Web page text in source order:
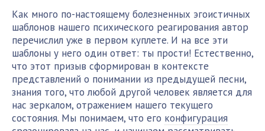
Как много по-настоящему болезненных эгоистичных
шаблонов нашего психического реагирования автор
перечислил уже в первом куплете. И на все эти
шаблоны у него один ответ: ты прости! Естественно,
что этот призыв сформирован в контексте
представлений о понимании из предыдущей песни,
знания того, что любой другой человек является для
нас зеркалом, отражением нашего текущего
состояния. Мы понимаем, что его конфигурация